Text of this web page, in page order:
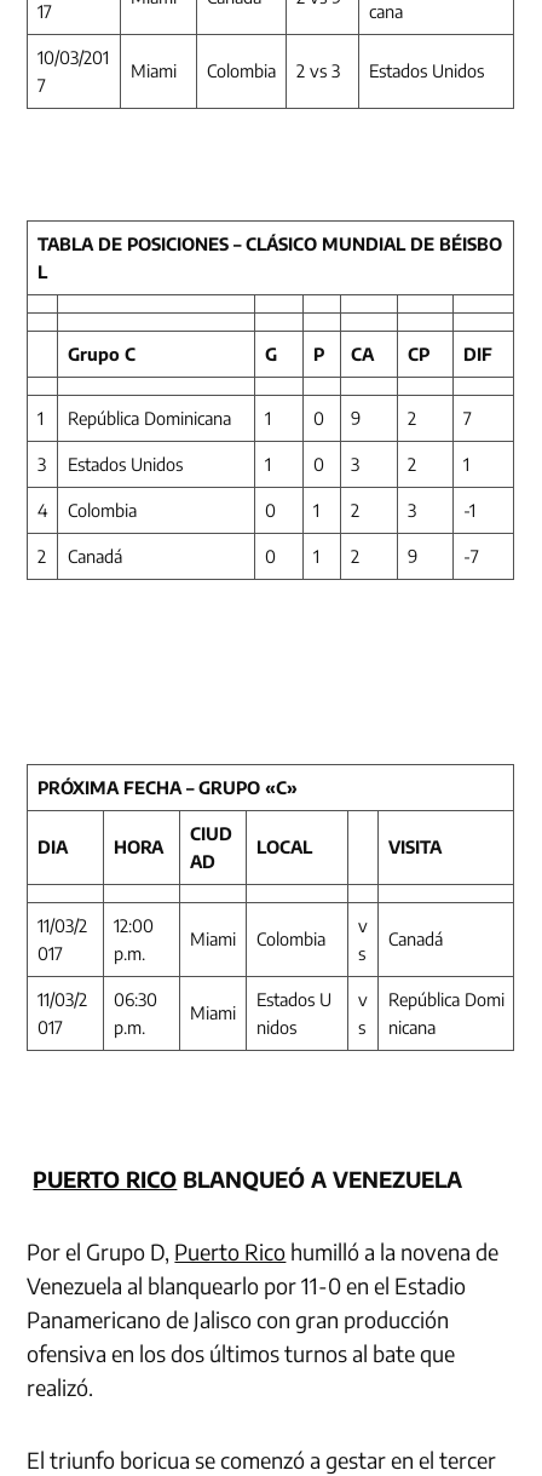
17 cana
10/03/201
7
Miami Colombia 2 vs 3 Estados Unidos
TABLA DE POSICIONES – CLÁSICO MUNDIAL DE BÉISBO
L
Grupo C G P CA CP DIF
1 República Dominicana 1 0 9 2 7
3 Estados Unidos 1 0 3 2 1
4 Colombia 0 1 2 3 -1
2 Canadá 0 1 2 9 -7
PRÓXIMA FECHA – GRUPO «C»
DIA HORA
CIUD
AD
LOCAL VISITA
11/03/2
017
12:00
p.m.
Miami Colombia
v
s
Canadá
11/03/2
017
06:30
p.m.
Miami
Estados U
nidos
v
s
República Domi
nicana
PUERTO RICO BLANQUEÓ A VENEZUELA
Por el Grupo D, Puerto Rico humilló a la novena de
Venezuela al blanquearlo por 11-0 en el Estadio
Panamericano de Jalisco con gran producción
ofensiva en los dos últimos turnos al bate que
realizó.
El triunfo boricua se comenzó a gestar en el tercer